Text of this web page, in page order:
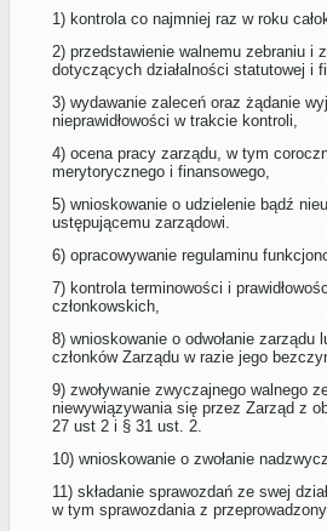
1) kontrola co najmniej raz w roku
2) przedstawienie walnemu zebraniu i
dotyczących działalności statutowej i
3) wydawanie zaleceń oraz żądanie
nieprawidłowości w trakcie kontroli,
4) ocena pracy zarządu, w tym
merytorycznego i finansowego,
5) wnioskowanie o udzielenie bądź
ustępującemu zarządowi.
6) opracowywanie regulaminu
7) kontrola terminowości i
członkowskich,
8) wnioskowanie o odwołanie zarządu
członków Zarządu w razie jego
9) zwoływanie zwyczajnego walnego
niewywiązywania się przez Zarząd z
27 ust 2 i § 31 ust. 2.
10) wnioskowanie o zwołanie
11) składanie sprawozdań ze swej
w tym sprawozdania z